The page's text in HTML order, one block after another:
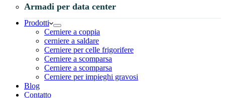
Armadi per data center
Prodotti
Cerniere a coppia
cerniere a saldare
Cerniere per celle frigorifere
Cerniere a scomparsa
Cerniere a scomparsa
Cerniere per impieghi gravosi
Blog
Contatto